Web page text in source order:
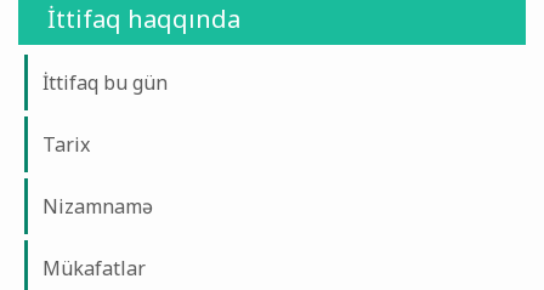
İttifaq haqqında
İttifaq bu gün
Tarix
Nizamnamə
Mükafatlar